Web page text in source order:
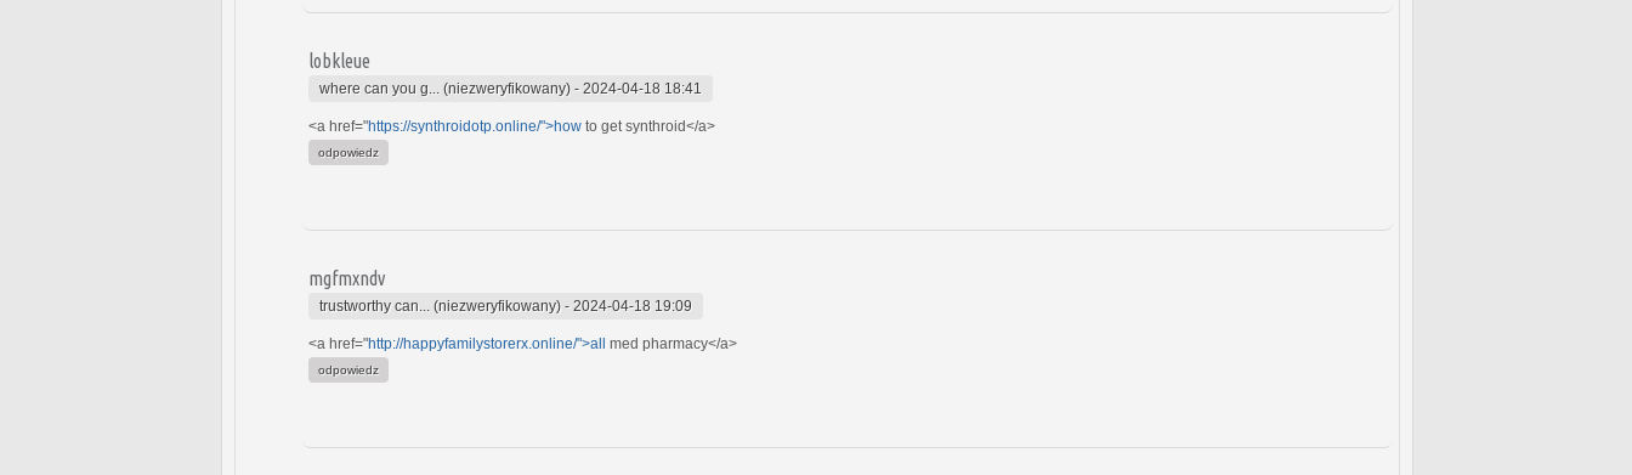
lobkleue
where can you g... (niezweryfikowany) - 2024-04-18 18:41
<a href="https://synthroidotp.online/">how to get synthroid</a>
odpowiedz
mgfmxndv
trustworthy can... (niezweryfikowany) - 2024-04-18 19:09
<a href="http://happyfamilystorerx.online/">all med pharmacy</a>
odpowiedz